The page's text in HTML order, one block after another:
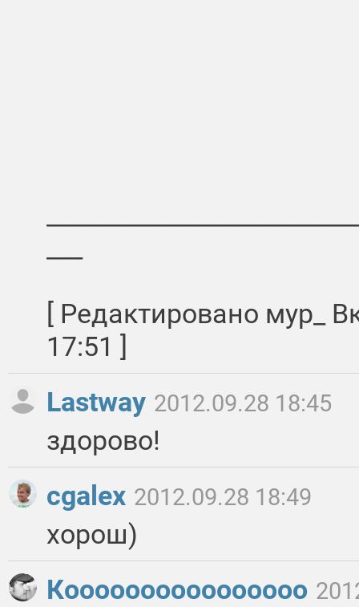
[ Редактировано мур_
17:51 ]
Lastway 2012.09.28 18:45
здорово!
cgalex 2012.09.28 18:49
хорош)
Коооооооооооооооо